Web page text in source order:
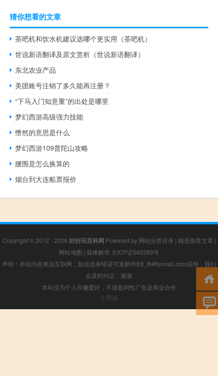
猜你想看的文章
茶吧机和饮水机建议选哪个更实用（茶吧机）
世说新语翻译及原文赏析（世说新语翻译）
东北农业产品
美团账号注销了多久能再注册？
“下马入门知意重”的出处是哪里
梦幻西游高级强力技能
憯然的意思是什么
梦幻西游109普陀山攻略
腰围是怎么换算的
烟台到大连船票报价
Copyright © 2012 - 2026 好好玩百科网 Powered by 网站分类目录 | 精选推荐文章 |
网站地图 | 疑难解答 京ICP证040389号
声明：本站内容来自互联网，如信息有错误可发邮件到f_fb#foxmail.com说明，我们
会及时纠正，谢谢
本站仅为个人兴趣爱好，不接盈利性广告及商业合作
小男孩